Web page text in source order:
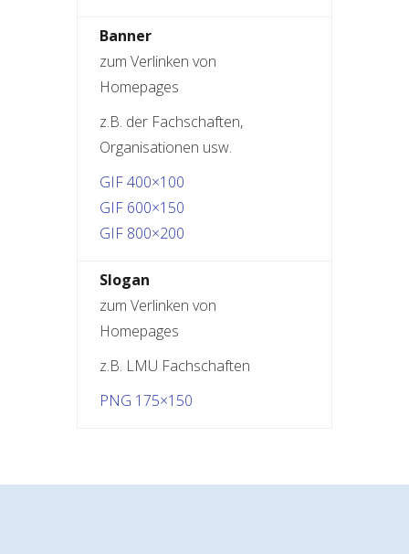
Banner
zum Verlinken von
Homepages
z.B. der Fachschaften,
Organisationen usw.
GIF 400×100
GIF 600×150
GIF 800×200
Slogan
zum Verlinken von
Homepages
z.B. LMU Fachschaften
PNG 175×150